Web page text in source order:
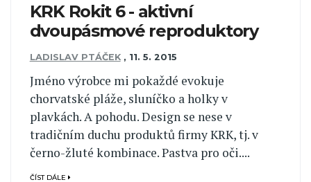
KRK Rokit 6 - aktivní
dvoupásmové reproduktory
LADISLAV PTÁČEK , 11. 5. 2015
Jméno výrobce mi pokaždé evokuje
chorvatské pláže, sluníčko a holky v
plavkách. A pohodu. Design se nese v
tradičním duchu produktů firmy KRK, tj. v
černo-žluté kombinace. Pastva pro oči....
ČÍST DÁLE